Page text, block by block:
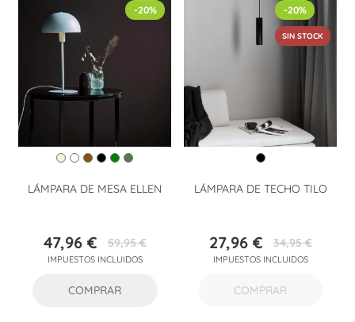
LÁMPARA DE MESA ELLEN
Precio
47,96 €Precio
base
59,95 €
IMPUESTOS INCLUIDOS
-20%
COMPRAR
LÁMPARA DE TECHO TILO
Precio
27,96 €Precio
base
34,95 €
IMPUESTOS INCLUIDOS
-20%
SIN STOCK
COMPRAR